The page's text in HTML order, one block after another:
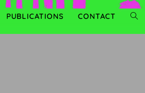
PUBLICATIONS CONTACT